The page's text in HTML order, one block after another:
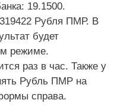
19.1500.
Рубля ПМР. В
будет
режиме.
раз в час. Также у
Рубль ПМР на
справа.